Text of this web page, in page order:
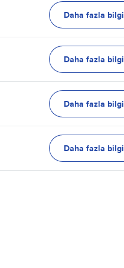
Daha fazla bilgi
Daha fazla bilgi
Daha fazla bilgi
Daha fazla bilgi